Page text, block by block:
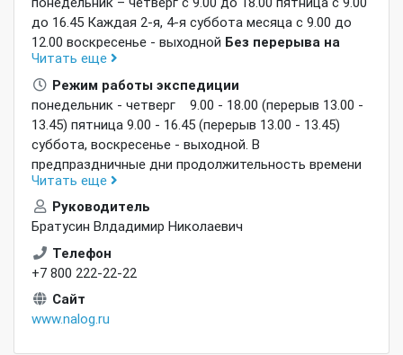
до 16.45 Каждая 2-я, 4-я суббота месяца с 9.00 до
12.00 воскресенье - выходной Без перерыва на
обедВ предпраздничные дни продолжительность
времени работы сокращается на 1 час.
Читать еще
Режим работы экспедиции
понедельник - четверг 9.00 - 18.00 (перерыв 13.00 -
13.45) пятница 9.00 - 16.45 (перерыв 13.00 - 13.45)
суббота, воскресенье - выходной. В
предпраздничные дни продолжительность времени
работы сокращается на 1 час.
Читать еще
Руководитель
Братусин Влдадимир Николаевич
Телефон
+7 800 222-22-22
Сайт
www.nalog.ru